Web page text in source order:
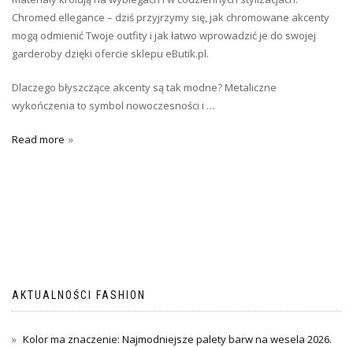
Chromed ellegance – dziś przyjrzymy się, jak chromowane akcenty
mogą odmienić Twoje outfity i jak łatwo wprowadzić je do swojej
garderoby dzięki ofercie sklepu eButik.pl.
Dlaczego błyszczące akcenty są tak modne? Metaliczne
wykończenia to symbol nowoczesności i …
Read more
AKTUALNOŚCI FASHION
Kolor ma znaczenie: Najmodniejsze palety barw na wesela 2026.